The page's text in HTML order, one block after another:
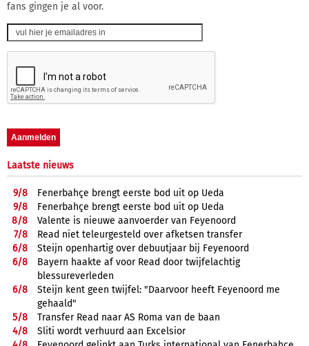
fans gingen je al voor.
Laatste nieuws
9/8
Fenerbahçe brengt eerste bod uit op Ueda
9/8
Fenerbahçe brengt eerste bod uit op Ueda
8/8
Valente is nieuwe aanvoerder van Feyenoord
7/8
Read niet teleurgesteld over afketsen transfer
6/8
Steijn openhartig over debuutjaar bij Feyenoord
6/8
Bayern haakte af voor Read door twijfelachtig
blessureverleden
6/8
Steijn kent geen twijfel: "Daarvoor heeft Feyenoord me
gehaald"
5/8
Transfer Read naar AS Roma van de baan
4/8
Sliti wordt verhuurd aan Excelsior